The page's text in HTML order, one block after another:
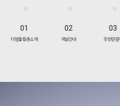
01
다향울림촌소개
02
객실안내
03
주변관광